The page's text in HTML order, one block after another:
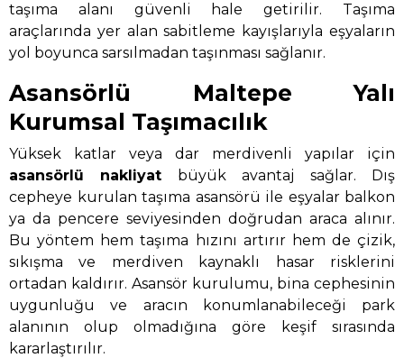
taşıma alanı güvenli hale getirilir. Taşıma
araçlarında yer alan sabitleme kayışlarıyla eşyaların
yol boyunca sarsılmadan taşınması sağlanır.
Asansörlü Maltepe Yalı
Kurumsal Taşımacılık
Yüksek katlar veya dar merdivenli yapılar için
asansörlü nakliyat büyük avantaj sağlar. Dış
cepheye kurulan taşıma asansörü ile eşyalar balkon
ya da pencere seviyesinden doğrudan araca alınır.
Bu yöntem hem taşıma hızını artırır hem de çizik,
sıkışma ve merdiven kaynaklı hasar risklerini
ortadan kaldırır. Asansör kurulumu, bina cephesinin
uygunluğu ve aracın konumlanabileceği park
alanının olup olmadığına göre keşif sırasında
kararlaştırılır.